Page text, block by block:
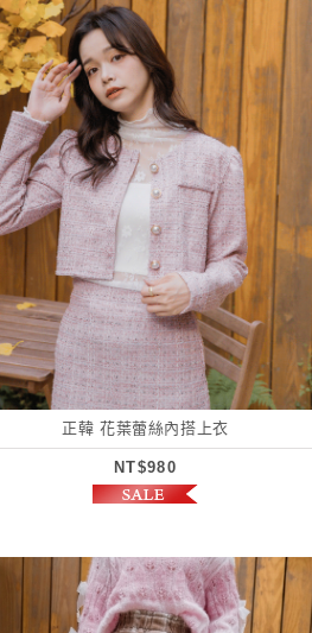
正韓 花葉蕾絲內搭上衣
NT$980